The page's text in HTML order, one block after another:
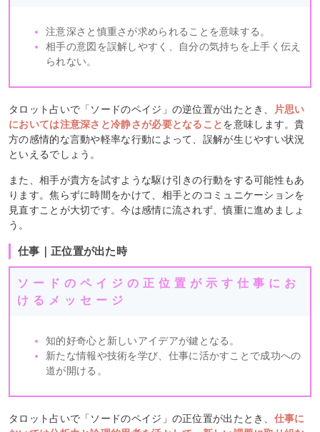
注意深さと慎重さが求められることを意味する。
相手の意図を誤解しやすく、自分の気持ちを上手く伝え
られない。
タロット占いで「ソードのペイジ」の逆位置が出たとき、
片思い
においては注意深さと冷静さが必要となることを意味します。貴
方の感情的な言動や軽率な行動によって、誤解が生じやすい状況
といえるでしょう。
また、相手が貴方を試すような駆け引きの行動をする可能性もあ
ります。焦らずに時間をかけて、相手とのコミュニケーションを
見直すことが大切です。今は感情に流されず、慎重に進めましょ
う。
仕事｜正位置が出た時
ソードのペイジの正位置が示す仕事にお
けるメッセージ
知的好奇心と新しいアイデアが鍵となる。
新たな情報や技術を学び、仕事に活かすことで成功への
道が開ける。
タロット占いで「ソードのペイジ」の正位置が出たとき、 仕事に